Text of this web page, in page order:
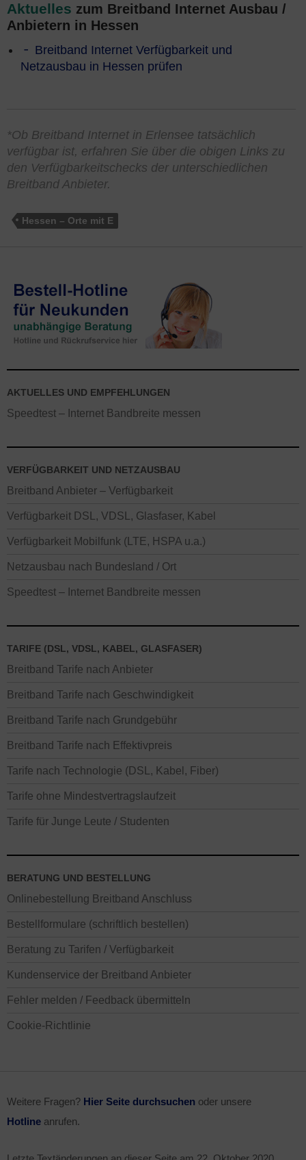
Aktuelles zum Breitband Internet Ausbau /
Anbietern in Hessen
Breitband Internet Verfügbarkeit und
Netzausbau in Hessen prüfen
*Ob Breitband Internet in Erlensee tatsächlich
verfügbar ist, erfahren Sie über die obigen Links zu
den Verfügbarkeitschecks der unterschiedlichen
Breitband Anbieter.
Hessen – Orte mit E
AKTUELLES UND EMPFEHLUNGEN
Speedtest – Internet Bandbreite messen
VERFÜGBARKEIT UND NETZAUSBAU
Breitband Anbieter – Verfügbarkeit
Verfügbarkeit DSL, VDSL, Glasfaser, Kabel
Verfügbarkeit Mobilfunk (LTE, HSPA u.a.)
Netzausbau nach Bundesland / Ort
Speedtest – Internet Bandbreite messen
TARIFE (DSL, VDSL, KABEL, GLASFASER)
Breitband Tarife nach Anbieter
Breitband Tarife nach Geschwindigkeit
Breitband Tarife nach Grundgebühr
Breitband Tarife nach Effektivpreis
Tarife nach Technologie (DSL, Kabel, Fiber)
Tarife ohne Mindestvertragslaufzeit
Tarife für Junge Leute / Studenten
BERATUNG UND BESTELLUNG
Onlinebestellung Breitband Anschluss
Bestellformulare (schriftlich bestellen)
Beratung zu Tarifen / Verfügbarkeit
Kundenservice der Breitband Anbieter
Fehler melden / Feedback übermitteln
Cookie-Richtlinie
Weitere Fragen? Hier Seite durchsuchen oder unsere
Hotline anrufen.